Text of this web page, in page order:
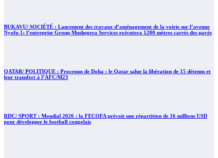
BUKAVU/ SOCIÉTÉ : Lancement des travaux d’aménagement de la voirie sur l’avenue
Nyofu 1: l’entreprise Group Mushegera Services exécutera 1200 mètres carrés des pavés
QATAR/ POLITIQUE : Processus de Doha : le Qatar salue la libération de 15 détenus et
leur transfert à l’AFC/M23
RDC/ SPORT : Mondial 2026 : la FECOFA prévoit une répartition de 16 millions USD
pour développer le football congolais